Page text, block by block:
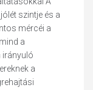
szintje és a
mércéi a
a
a